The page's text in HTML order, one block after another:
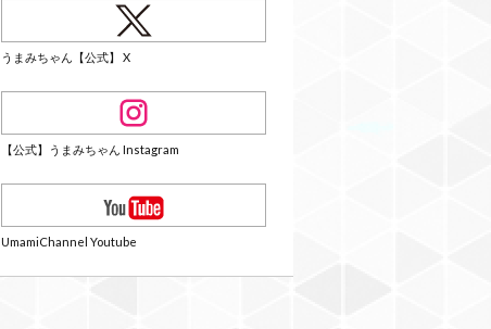
うまみちゃん【公式】 X
【公式】うまみちゃん Instagram
UmamiChannel Youtube